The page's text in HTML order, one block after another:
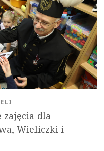
zajęcia dla
Wieliczki i